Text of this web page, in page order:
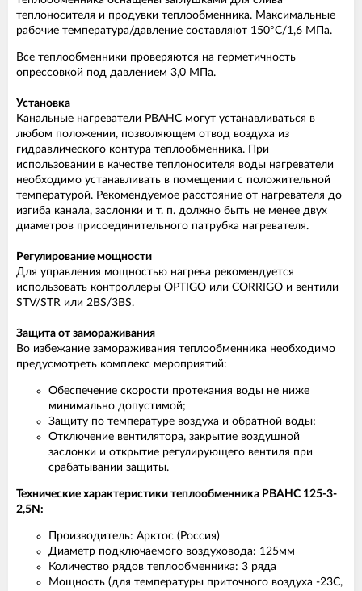
теплоносителя и продувки теплообменника. Максимальные
рабочие температура/давление составляют 150°С/1,6 МПа.
Все теплообменники проверяются на герметичность
опрессовкой под давлением 3,0 МПа.
Установка
Канальные нагреватели PBAHC могут устанавливаться в
любом положении, позволяющем отвод воздуха из
гидравлического контура теплообменника. При
использовании в качестве теплоносителя воды нагреватели
необходимо устанавливать в помещении с положительной
температурой. Рекомендуемое расстояние от нагревателя до
изгиба канала, заслонки и т. п. должно быть не менее двух
диаметров присоединительного патрубка нагревателя.
Регулирование мощности
Для управления мощностью нагрева рекомендуется
использовать контроллеры OPTIGO или CORRIGO и вентили
STV/STR или 2BS/3BS.
Защита от замораживания
Во избежание замораживания теплообменника необходимо
предусмотреть комплекс мероприятий:
Обеспечение скорости протекания воды не ниже
минимально допустимой;
Защиту по температуре воздуха и обратной воды;
Отключение вентилятора, закрытие воздушной
заслонки и открытие регулирующего вентиля при
срабатывании защиты.
Технические характеристики теплообменника PBAHC 125-3-
2,5N:
Производитель: Арктос (Россия)
Диаметр подключаемого воздуховода: 125мм
Количество рядов теплообменника: 3 ряда
Мощность (для температуры приточного воздуха -23С,